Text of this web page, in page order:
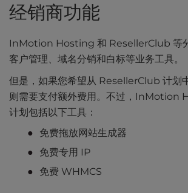
经销商功能
InMotion Hosting 和 ResellerClub 等
客户管理、域名分销和白标等业务工具。
但是，如果您希望从 ResellerClub 计划
则需要支付额外费用。不过，InMotion
计划包括以下工具：
免费拖放网站生成器
免费专用 IP
免费 WHMCS